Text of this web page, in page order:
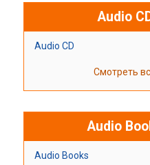
Audio
Audio CD
Смотреть
Audio
Audio Books